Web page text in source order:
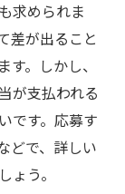
求められま
差が出ること
。しかし、
が支払われる
です。応募す
どで、詳しい
う。